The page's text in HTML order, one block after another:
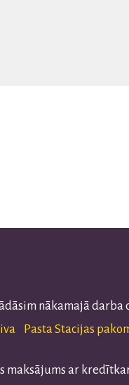
nākamajā darba
Pasta Stacijas
maksājums ar